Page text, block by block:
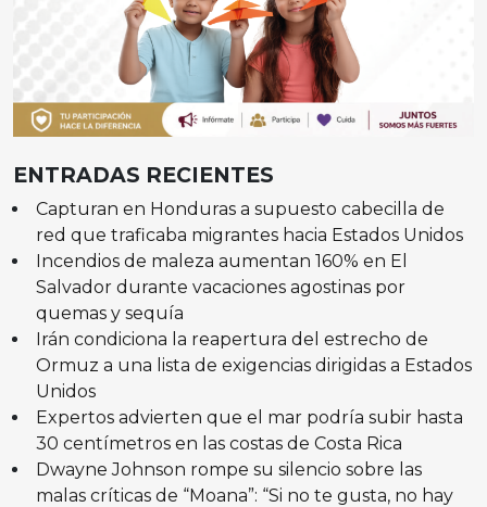
ENTRADAS RECIENTES
Capturan en Honduras a supuesto cabecilla de
red que traficaba migrantes hacia Estados Unidos
Incendios de maleza aumentan 160% en El
Salvador durante vacaciones agostinas por
quemas y sequía
Irán condiciona la reapertura del estrecho de
Ormuz a una lista de exigencias dirigidas a Estados
Unidos
Expertos advierten que el mar podría subir hasta
30 centímetros en las costas de Costa Rica
Dwayne Johnson rompe su silencio sobre las
malas críticas de “Moana”: “Si no te gusta, no hay